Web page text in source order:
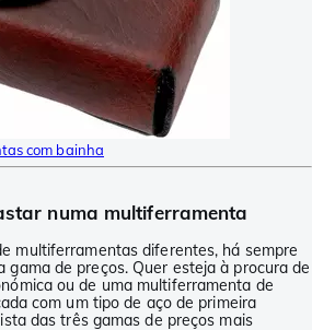
com bainha
numa multiferramenta
multiferramentas diferentes, há sempre
gama de preços. Quer esteja à procura de
ou de uma multiferramenta de
com um tipo de aço de primeira
das três gamas de preços mais